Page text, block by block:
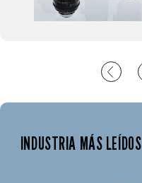
INDUSTRIA MÁS LEÍDOS